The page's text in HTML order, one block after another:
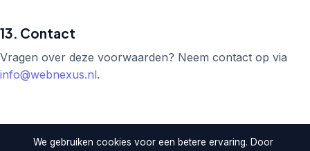
13. Contact
Vragen over deze voorwaarden? Neem contact op via
info@webnexus.nl.
We gebruiken cookies voor een betere ervaring. Door